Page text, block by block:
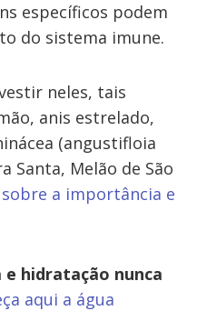
específicos podem
do sistema imune.
neles, tais
anis estrelado,
(angustifloia
Santa, Melão de São
a importância e
e hidratação nunca
aqui a água